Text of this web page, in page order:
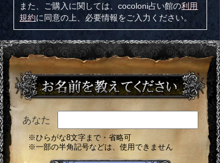
また、ご購入に関しては、cocoloni占い館の利用
規約に同意の上、必要情報をご入力ください。
あなた
※ひらがな8文字まで・省略可
※一部の半角記号などは、使用できません